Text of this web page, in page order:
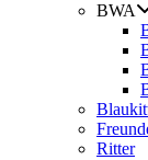
BWA
Ritter